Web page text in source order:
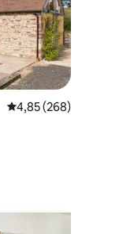
Vlerësimi mesatar
4,85 (268)